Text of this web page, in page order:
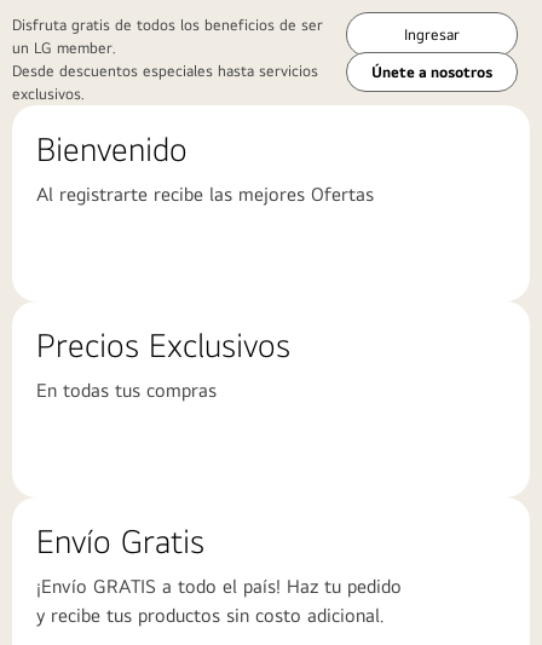
Disfruta gratis de todos los beneficios de ser
un LG member.
Desde descuentos especiales hasta servicios
exclusivos.
Ingresar
Únete a nosotros
Bienvenido
Al registrarte recibe las mejores Ofertas
Precios Exclusivos
En todas tus compras
Envío Gratis
¡Envío GRATIS a todo el país! Haz tu pedido
y recibe tus productos sin costo adicional.